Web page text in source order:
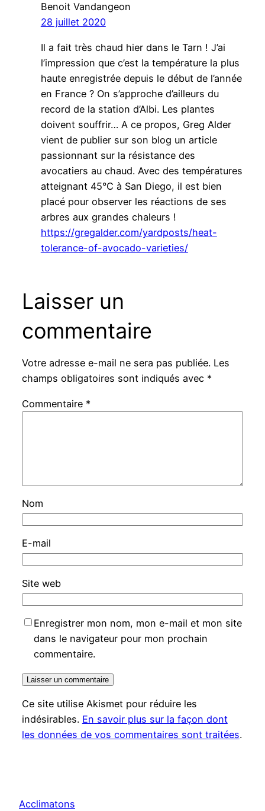
Benoit Vandangeon
28 juillet 2020
Il a fait très chaud hier dans le Tarn ! J’ai
l’impression que c’est la température la plus
haute enregistrée depuis le début de l’année
en France ? On s’approche d’ailleurs du
record de la station d’Albi. Les plantes
doivent souffrir… A ce propos, Greg Alder
vient de publier sur son blog un article
passionnant sur la résistance des
avocatiers au chaud. Avec des températures
atteignant 45°C à San Diego, il est bien
placé pour observer les réactions de ses
arbres aux grandes chaleurs !
https://gregalder.com/yardposts/heat-
tolerance-of-avocado-varieties/
Laisser un
commentaire
Votre adresse e-mail ne sera pas publiée. Les
champs obligatoires sont indiqués avec *
Commentaire *
Nom
E-mail
Site web
Enregistrer mon nom, mon e-mail et mon site
dans le navigateur pour mon prochain
commentaire.
Ce site utilise Akismet pour réduire les
indésirables. En savoir plus sur la façon dont
les données de vos commentaires sont traitées.
Acclimatons